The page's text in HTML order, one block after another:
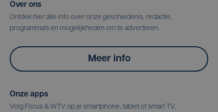
Over ons
Ontdek hier alle info over onze geschiedenis, redactie,
programma's en mogelijkheden om te adverteren.
Meer info
Onze apps
Volg Focus & WTV op je smartphone, tablet of smart TV.